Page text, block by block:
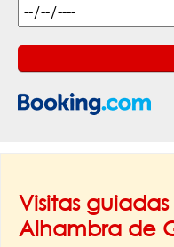
Visitas
Alhambra de